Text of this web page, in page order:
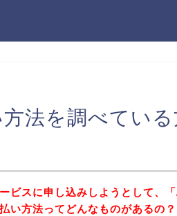
法を調べてい
ビスに申し込みしようとして、「
い方法ってどんなものがあるの